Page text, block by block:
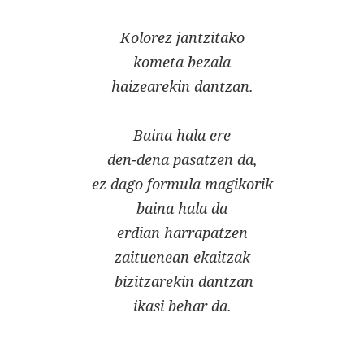
Kolorez jantzitako
kometa bezala
haizearekin dantzan.
Baina hala ere
den-dena pasatzen da,
ez dago formula magikorik
baina hala da
erdian harrapatzen
zaituenean ekaitzak
bizitzarekin dantzan
ikasi behar da.